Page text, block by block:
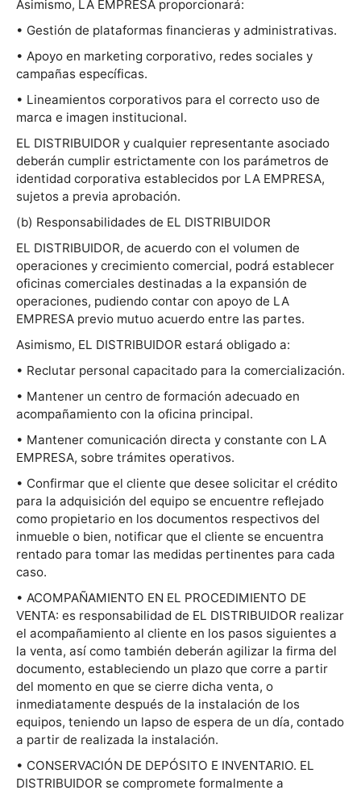
Asimismo, LA EMPRESA proporcionará:
• Gestión de plataformas financieras y administrativas.
• Apoyo en marketing corporativo, redes sociales y
campañas específicas.
• Lineamientos corporativos para el correcto uso de
marca e imagen institucional.
EL DISTRIBUIDOR y cualquier representante asociado
deberán cumplir estrictamente con los parámetros de
identidad corporativa establecidos por LA EMPRESA,
sujetos a previa aprobación.
(b) Responsabilidades de EL DISTRIBUIDOR
EL DISTRIBUIDOR, de acuerdo con el volumen de
operaciones y crecimiento comercial, podrá establecer
oficinas comerciales destinadas a la expansión de
operaciones, pudiendo contar con apoyo de LA
EMPRESA previo mutuo acuerdo entre las partes.
Asimismo, EL DISTRIBUIDOR estará obligado a:
• Reclutar personal capacitado para la comercialización.
• Mantener un centro de formación adecuado en
acompañamiento con la oficina principal.
• Mantener comunicación directa y constante con LA
EMPRESA, sobre trámites operativos.
• Confirmar que el cliente que desee solicitar el crédito
para la adquisición del equipo se encuentre reflejado
como propietario en los documentos respectivos del
inmueble o bien, notificar que el cliente se encuentra
rentado para tomar las medidas pertinentes para cada
caso.
• ACOMPAÑAMIENTO EN EL PROCEDIMIENTO DE
VENTA: es responsabilidad de EL DISTRIBUIDOR realizar
el acompañamiento al cliente en los pasos siguientes a
la venta, así como también deberán agilizar la firma del
documento, estableciendo un plazo que corre a partir
del momento en que se cierre dicha venta, o
inmediatamente después de la instalación de los
equipos, teniendo un lapso de espera de un día, contado
a partir de realizada la instalación.
• CONSERVACIÓN DE DEPÓSITO E INVENTARIO. EL
DISTRIBUIDOR se compromete formalmente a